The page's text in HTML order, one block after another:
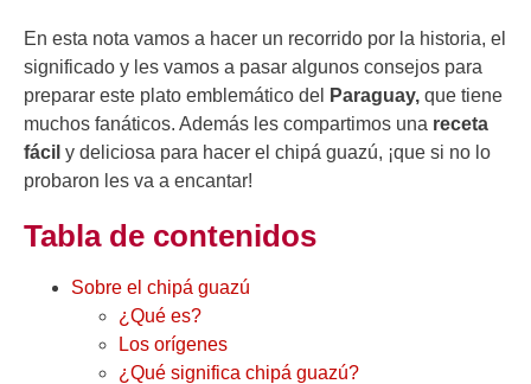
En esta nota vamos a hacer un recorrido por la historia, el
significado y les vamos a pasar algunos consejos para
preparar este plato emblemático del
Paraguay, que tiene
muchos fanáticos. Además les compartimos una receta
fácil y deliciosa para hacer el chipá guazú, ¡que si no lo
probaron les va a encantar!
Tabla de contenidos
Sobre el chipá guazú
¿Qué es?
Los orígenes
¿Qué significa chipá guazú?